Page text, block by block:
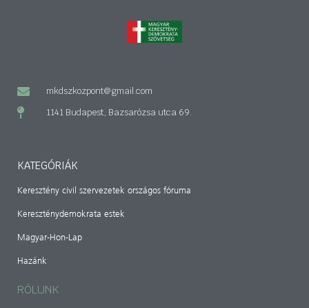
mkdszkozpont@gmail.com
1141 Budapest, Bazsarózsa utca 69.
KATEGÓRIÁK
Keresztény civil szervezetek országos fóruma
Kereszténydemokrata estek
Magyar-Hon-Lap
Hazánk
RÓLUNK